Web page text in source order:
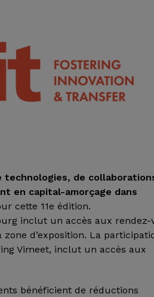
de
en capital-amorçage dans
cette 11e édition.
inclut un accès aux rendez-
d’exposition. La
Vimeet, inclut un accès aux
bénéficient de réductions